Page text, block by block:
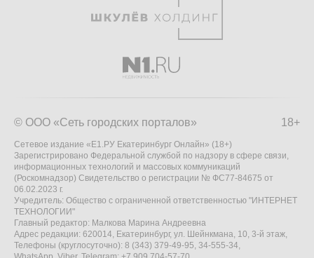
18+
© ООО «Сеть городских порталов»
Сетевое издание «Е1.РУ Екатеринбург Онлайн» (18+)
Зарегистрировано Федеральной службой по надзору в сфере связи,
информационных технологий и массовых коммуникаций
(Роскомнадзор) Свидетельство о регистрации № ФС77-84675 от
06.02.2023 г.
Учредитель: Общество с ограниченной ответственностью "ИНТЕРНЕТ
ТЕХНОЛОГИИ"
Главный редактор: Малкова Марина Андреевна
Адрес редакции: 620014, Екатеринбург, ул. Шейнкмана, 10, 3-й этаж,
Телефоны (круглосуточно): 8 (343) 379-49-95, 34-555-34,